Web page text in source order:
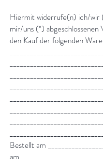
Hiermit widerrufe(n) ich/wir
mir/uns (*)
den Kauf der folgenden
Bestellt am
am